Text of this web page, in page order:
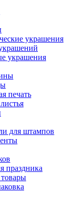
украшения
украшения
печать
для штампов
праздника